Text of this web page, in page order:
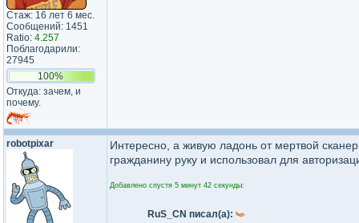
Стаж: 16 лет 6 мес.
Сообщений: 1451
Ratio: 4.257
Поблагодарили:
27945
100%
Откуда: зачем, и
почему.
robotpixar
Интересно, а живую ладонь от мертвой
гражданину руку и использовал для
Добавлено спустя 5 минут 42 секунды:
RuS_CN писал(а):